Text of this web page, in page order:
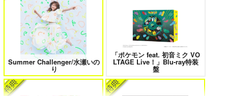
い
女友達は頼めば意外とヤらせてくれ
る 8
HELL’o WORK！～賽の河原で積石
を崩すだけの簡単なお仕事って聞い
たのに～
Summer Challenger/水瀬いの
り
「ポケモン feat. 初音ミク VO
LTAGE Live！」Blu-ray特装
盤